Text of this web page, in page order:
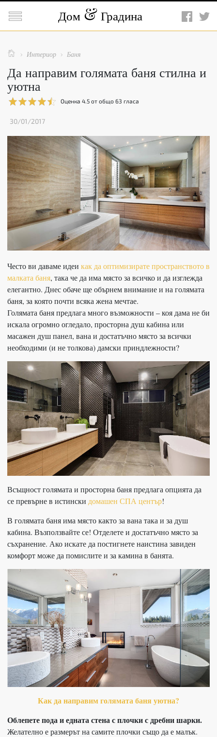
 Дом Градина
  Интериор  Баня
Да направим голямата баня стилна и
уютна
Оценка 4.5 от общо 63 гласа
30/01/2017
Често ви даваме идеи как да оптимизирате пространството в
малката баня, така че да има място за всичко и да изглежда
елегантно. Днес обаче ще обърнем внимание и на голямата
баня, за която почти всяка жена мечтае.
Голямата баня предлага много възможности – коя дама не би
искала огромно огледало, просторна душ кабина или
масажен душ панел, вана и достатъчно място за всички
необходими (и не толкова) дамски приндлежности?
Всъщност голямата и просторна баня предлага опцията да
се превърне в истински домашен СПА център!
В голямата баня има място както за вана така и за душ
кабина. Възползвайте се! Отделете и достатъчно място за
съхранение. Ако искате да постигнете наистина завиден
комфорт може да помислите и за камина в банята.
Как да направим голямата баня уютна?
Облепете пода и едната стена с плочки с дребни шарки.
Желателно е размерът на самите плочки също да е малък.